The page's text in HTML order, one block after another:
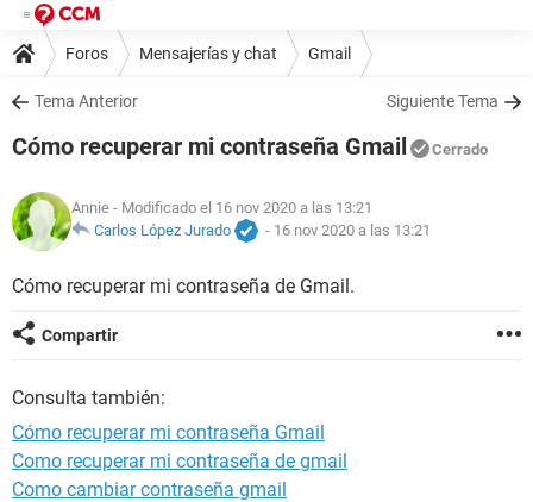
Foros Mensajerías y chat Gmail
Tema Anterior Siguiente Tema
Cómo recuperar mi contraseña Gmail Cerrado
Annie - Modificado el 16 nov 2020 a las 13:21
Carlos López Jurado
- 16 nov 2020 a las 13:21
Cómo recuperar mi contraseña de Gmail.
Compartir
Consulta también:
Cómo recuperar mi contraseña Gmail
Como recuperar mi contraseña de gmail
Como cambiar contraseña gmail